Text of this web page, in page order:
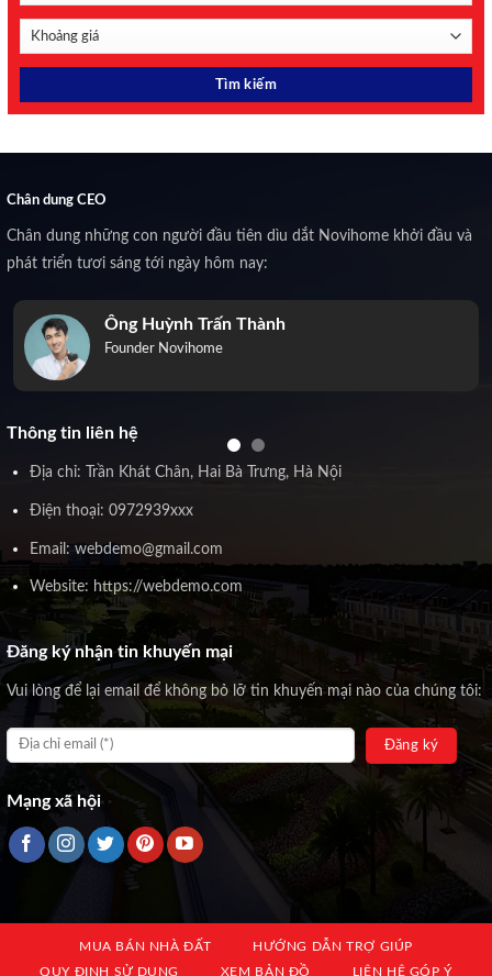
Chân dung CEO
Chân dung những con người đầu tiên dìu dắt Novihome khởi đầu và
phát triển tươi sáng tới ngày hôm nay:
Ông Huỳnh Trấn Thành
Founder Novihome
Thông tin liên hệ
Địa chỉ: Trần Khát Chân, Hai Bà Trưng, Hà Nội
Điện thoại: 0972939xxx
Email: webdemo@gmail.com
Website: https://webdemo.com
Đăng ký nhận tin khuyến mại
Vui lòng để lại email để không bỏ lỡ tin khuyến mại nào của chúng tôi:
Mạng xã hội
MUA BÁN NHÀ ĐẤT
HƯỚNG DẪN TRỢ GIÚP
QUY ĐỊNH SỬ DỤNG
XEM BẢN ĐỒ LIÊN HỆ GÓP Ý